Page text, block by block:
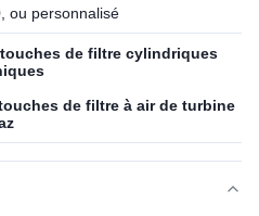
ou personnalisé
de filtre cylindriques
de filtre à air de turbine